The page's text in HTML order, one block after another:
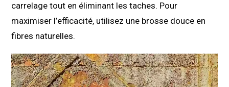
carrelage tout en éliminant les taches. Pour
maximiser l’efficacité, utilisez une brosse douce en
fibres naturelles.